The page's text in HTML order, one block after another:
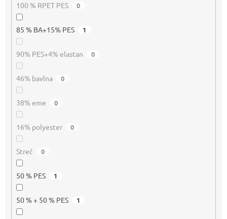
100 % RPET PES 0
85 % BA+15% PES 1
90% PES+4% elastan 0
46% bavlna 0
38% eme 0
16% polyester 0
Streč 0
50 % PES 1
50 % + 50 % PES 1